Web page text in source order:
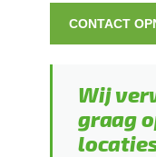
CONTACT
Wij
graag